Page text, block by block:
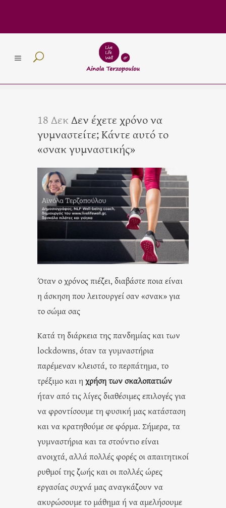
18 ΔεκΔεν έχετε χρόνο να
γυμναστείτε; Κάντε αυτό το
«σνακ γυμναστικής»
Όταν ο χρόνος πιέζει, διαβάστε ποια είναι
η άσκηση που λειτουργεί σαν «σνακ» για
το σώμα σας
Κατά τη διάρκεια της πανδημίας και των
lockdowns, όταν τα γυμναστήρια
παρέμεναν κλειστά, το περπάτημα, το
τρέξιμο και η χρήση των σκαλοπατιών
ήταν από τις λίγες διαθέσιμες επιλογές για
να φροντίσουμε τη φυσική μας κατάσταση
και να κρατηθούμε σε φόρμα. Σήμερα, τα
γυμναστήρια και τα στούντιο είναι
ανοιχτά, αλλά πολλές φορές οι απαιτητικοί
ρυθμοί της ζωής και οι πολλές ώρες
εργασίας συχνά μας αναγκάζουν να
ακυρώσουμε το μάθημα ή να αμελήσουμε